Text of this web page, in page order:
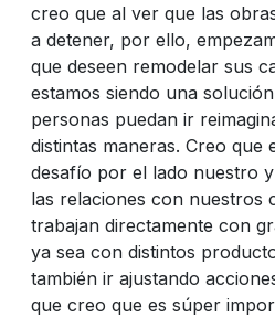
creo que al ver que las
a detener, por ello,
que deseen remodelar sus
estamos siendo una
personas puedan ir
distintas maneras. Creo que
desafío por el lado nuestro
las relaciones con nuestros
trabajan directamente con
ya sea con distintos
también ir ajustando
que creo que es súper